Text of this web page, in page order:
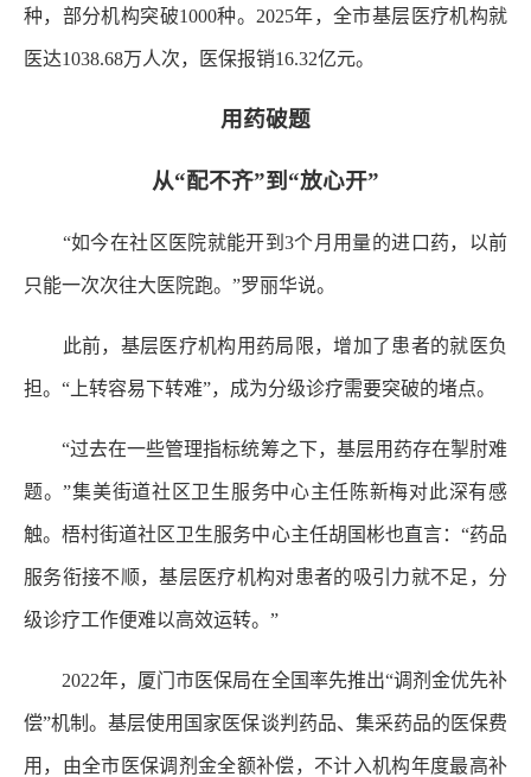
种，部分机构突破1000种。2025年，全市基层医疗机构就
医达1038.68万人次，医保报销16.32亿元。
用药破题
从“配不齐”到“放心开”
“如今在社区医院就能开到3个月用量的进口药，以前
只能一次次往大医院跑。”罗丽华说。
此前，基层医疗机构用药局限，增加了患者的就医负
担。“上转容易下转难”，成为分级诊疗需要突破的堵点。
“过去在一些管理指标统筹之下，基层用药存在掣肘难
题。”集美街道社区卫生服务中心主任陈新梅对此深有感
触。梧村街道社区卫生服务中心主任胡国彬也直言：“药品
服务衔接不顺，基层医疗机构对患者的吸引力就不足，分
级诊疗工作便难以高效运转。”
2022年，厦门市医保局在全国率先推出“调剂金优先补
偿”机制。基层使用国家医保谈判药品、集采药品的医保费
用，由全市医保调剂金全额补偿，不计入机构年度最高补